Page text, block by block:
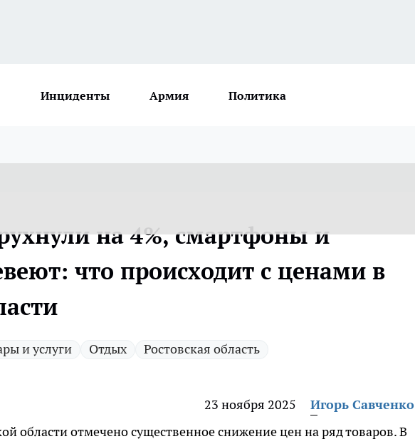
Инциденты Армия Политика
на 4%, смартфоны и
что происходит с ценами в
и услуги Отдых Ростовская область
23 ноября 2025
Игорь Савченко
области отмечено существенное снижение цен на ряд товаров. В